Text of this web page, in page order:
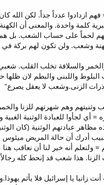
كلمة واحدة. والمعنى أن
لحماً على حساب الشعب. بل
14): "الزنى والخمر والسلافة
واللبنى والبطم لان ظلها
الزنى.وشعب لا يعقل يصرع"
وثنيتهم وهم شهرتهم للزنا
أي لجأوا للعبادة الوثنية
العصا. وآية (13) هذه مظاهر عبادتهم
(14) هنا الطبيب أدرك أن حالة
= ولنعلم أنه خير لنا أن نعاقب
الزنا. هذا شعب قد إنحط كله
"أن كنت أنت زانيا يا إسرائيل